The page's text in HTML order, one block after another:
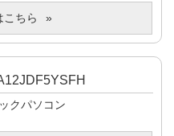
こちら
クパソコン